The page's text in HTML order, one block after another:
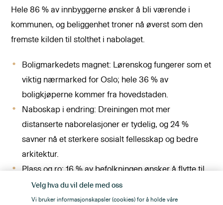
Hele 86 % av innbyggerne ønsker å bli værende i
kommunen, og beliggenhet troner nå øverst som den
fremste kilden til stolthet i nabolaget.
Boligmarkedets magnet: Lørenskog fungerer som et
viktig nærmarked for Oslo; hele 36 % av
boligkjøperne kommer fra hovedstaden.
Naboskap i endring: Dreiningen mot mer
distanserte naborelasjoner er tydelig, og 24 %
savner nå et sterkere sosialt fellesskap og bedre
arkitektur.
Plass og ro: 16 % av befolkningen ønsker å flytte til
mindre sentrale strøk – det høyeste tallet i
undersøkelsen.
Velg hva du vil dele med oss
Vi bruker informasjonskapsler (cookies) for å holde våre